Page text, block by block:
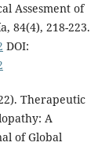
Assesment of
84(4), 218-223.
DOI:
Therapeutic
A
of Global